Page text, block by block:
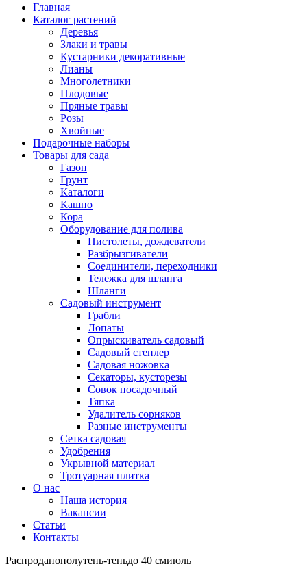
Главная
Каталог растений
Деревья
Злаки и травы
Кустарники декоративные
Лианы
Многолетники
Плодовые
Пряные травы
Розы
Хвойные
Подарочные наборы
Товары для сада
Газон
Грунт
Каталоги
Кашпо
Кора
Оборудование для полива
Пистолеты, дождеватели
Разбрызгиватели
Соединители, переходники
Тележка для шланга
Шланги
Садовый инструмент
Грабли
Лопаты
Опрыскиватель садовый
Садовый степлер
Садовая ножовка
Секаторы, кусторезы
Совок посадочный
Тяпка
Удалитель сорняков
Разные инструменты
Сетка садовая
Удобрения
Укрывной материал
Тротуарная плитка
О нас
Наша история
Вакансии
Статьи
Контакты
Распроданополутень-теньдо 40 смиюль